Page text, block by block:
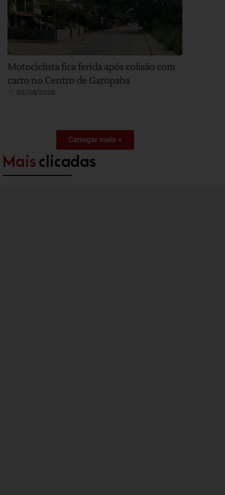
Motociclista fica ferida após colisão com
carro no Centro de Garopaba
05/08/2026
Carregar mais +
Mais clicadas